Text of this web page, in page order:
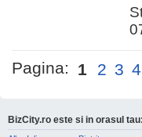
Pagina: 1 2 3 4
BizCity.ro este si in orasul tau: